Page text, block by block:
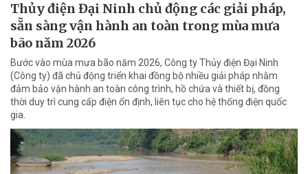
Thủy điện Đại Ninh chủ động các giải pháp,
sẵn sàng vận hành an toàn trong mùa mưa
bão năm 2026
Bước vào mùa mưa bão năm 2026, Công ty Thủy điện Đại Ninh
(Công ty) đã chủ động triển khai đồng bộ nhiều giải pháp nhằm
đảm bảo vận hành an toàn công trình, hồ chứa và thiết bị, đồng
thời duy trì cung cấp điện ổn định, liên tục cho hệ thống điện quốc
gia.